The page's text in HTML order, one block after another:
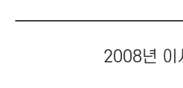
2008년 이